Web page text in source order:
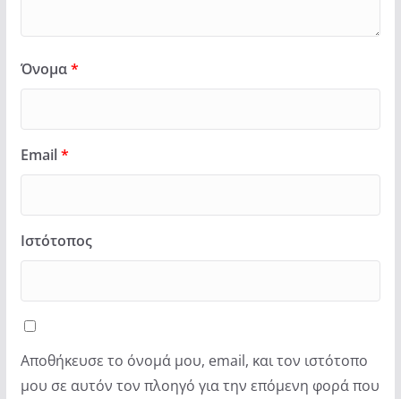
Όνομα*
Email*
Ιστότοπος
Αποθήκευσε το όνομά μου, email, και τον ιστότοπο
μου σε αυτόν τον πλοηγό για την επόμενη φορά που